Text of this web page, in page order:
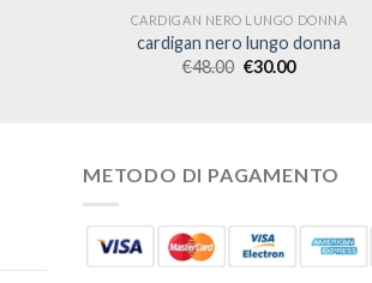
CARDIGAN NERO LUNGO DONNA
cardigan nero lungo donna
€48.00 €30.00
METODO DI PAGAMENTO